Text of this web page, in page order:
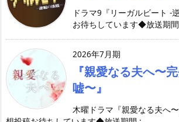
ドラマ9『リーガルビート -
お待ちしています◆放送期
2026年7月期
『親愛なる夫へ〜
嘘〜』
木曜ドラマ『親愛なる夫へ